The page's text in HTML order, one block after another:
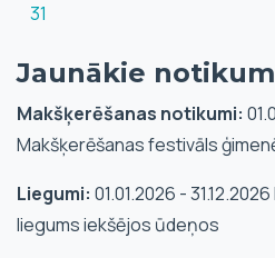
31
Jaunākie
Makšķerēšanas notikumi:
Makšķerēšanas festivāls
Liegumi: 01.01.2026 -
liegums iekšējos ūdeņos